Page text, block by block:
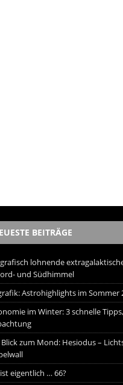
BEITRÄGE
lohnende
und Südhimmel
Astrohighlights im Sommer
im Winter: 3 schnelle
Blick zum Mond: Hesiodus –
eigentlich … 66?